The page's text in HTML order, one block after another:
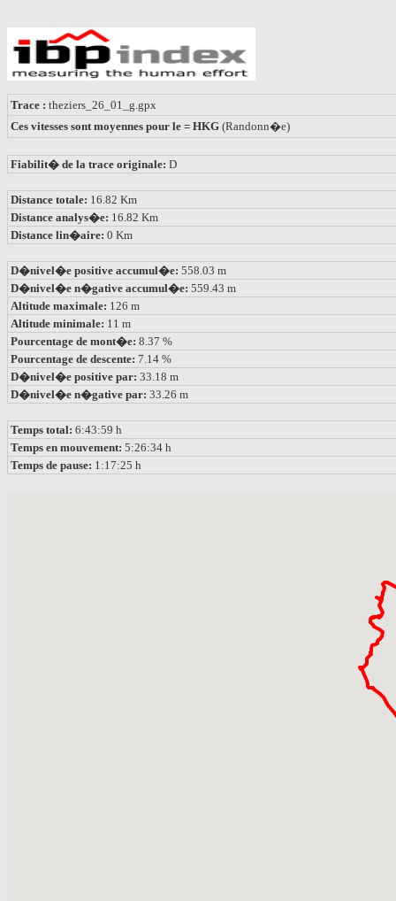
Trace : theziers_26_01_g.gpx
Ces vitesses sont moyennes pour le = HKG (Randonn�e)
Fiabilit� de la trace originale: D
Distance totale: 16.82 Km
Distance analys�e: 16.82 Km
Distance lin�aire: 0 Km
D�nivel�e positive accumul�e: 558.03 m
D�nivel�e n�gative accumul�e: 559.43 m
Altitude maximale: 126 m
Altitude minimale: 11 m
Pourcentage de mont�e: 8.37 %
Pourcentage de descente: 7.14 %
D�nivel�e positive par: 33.18 m
D�nivel�e n�gative par: 33.26 m
Temps total: 6:43:59 h
Temps en mouvement: 5:26:34 h
Temps de pause: 1:17:25 h